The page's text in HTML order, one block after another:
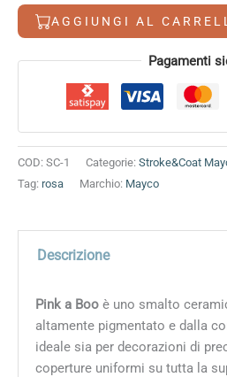
Boo
quantità
AGGIUNGI AL
Alternative: Pagamenti
COD: SC-1 Categorie: Stroke&Coat
Tag: rosa Marchio: Mayco
Descrizione
Pink a Boo è uno smalto
altamente pigmentato e dalla
ideale sia per decorazioni di
coperture uniformi su tutta la